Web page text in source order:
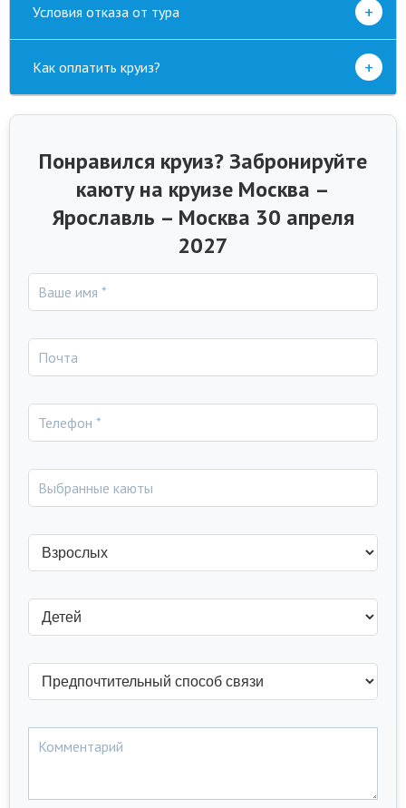
Условия отказа от тура +
Как оплатить круиз? +
Понравился круиз? Забронируйте
каюту на круизе Москва –
Ярославль – Москва 30 апреля
2027